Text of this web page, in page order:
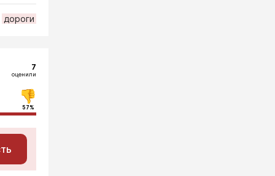
дороги
7
оценили
57%